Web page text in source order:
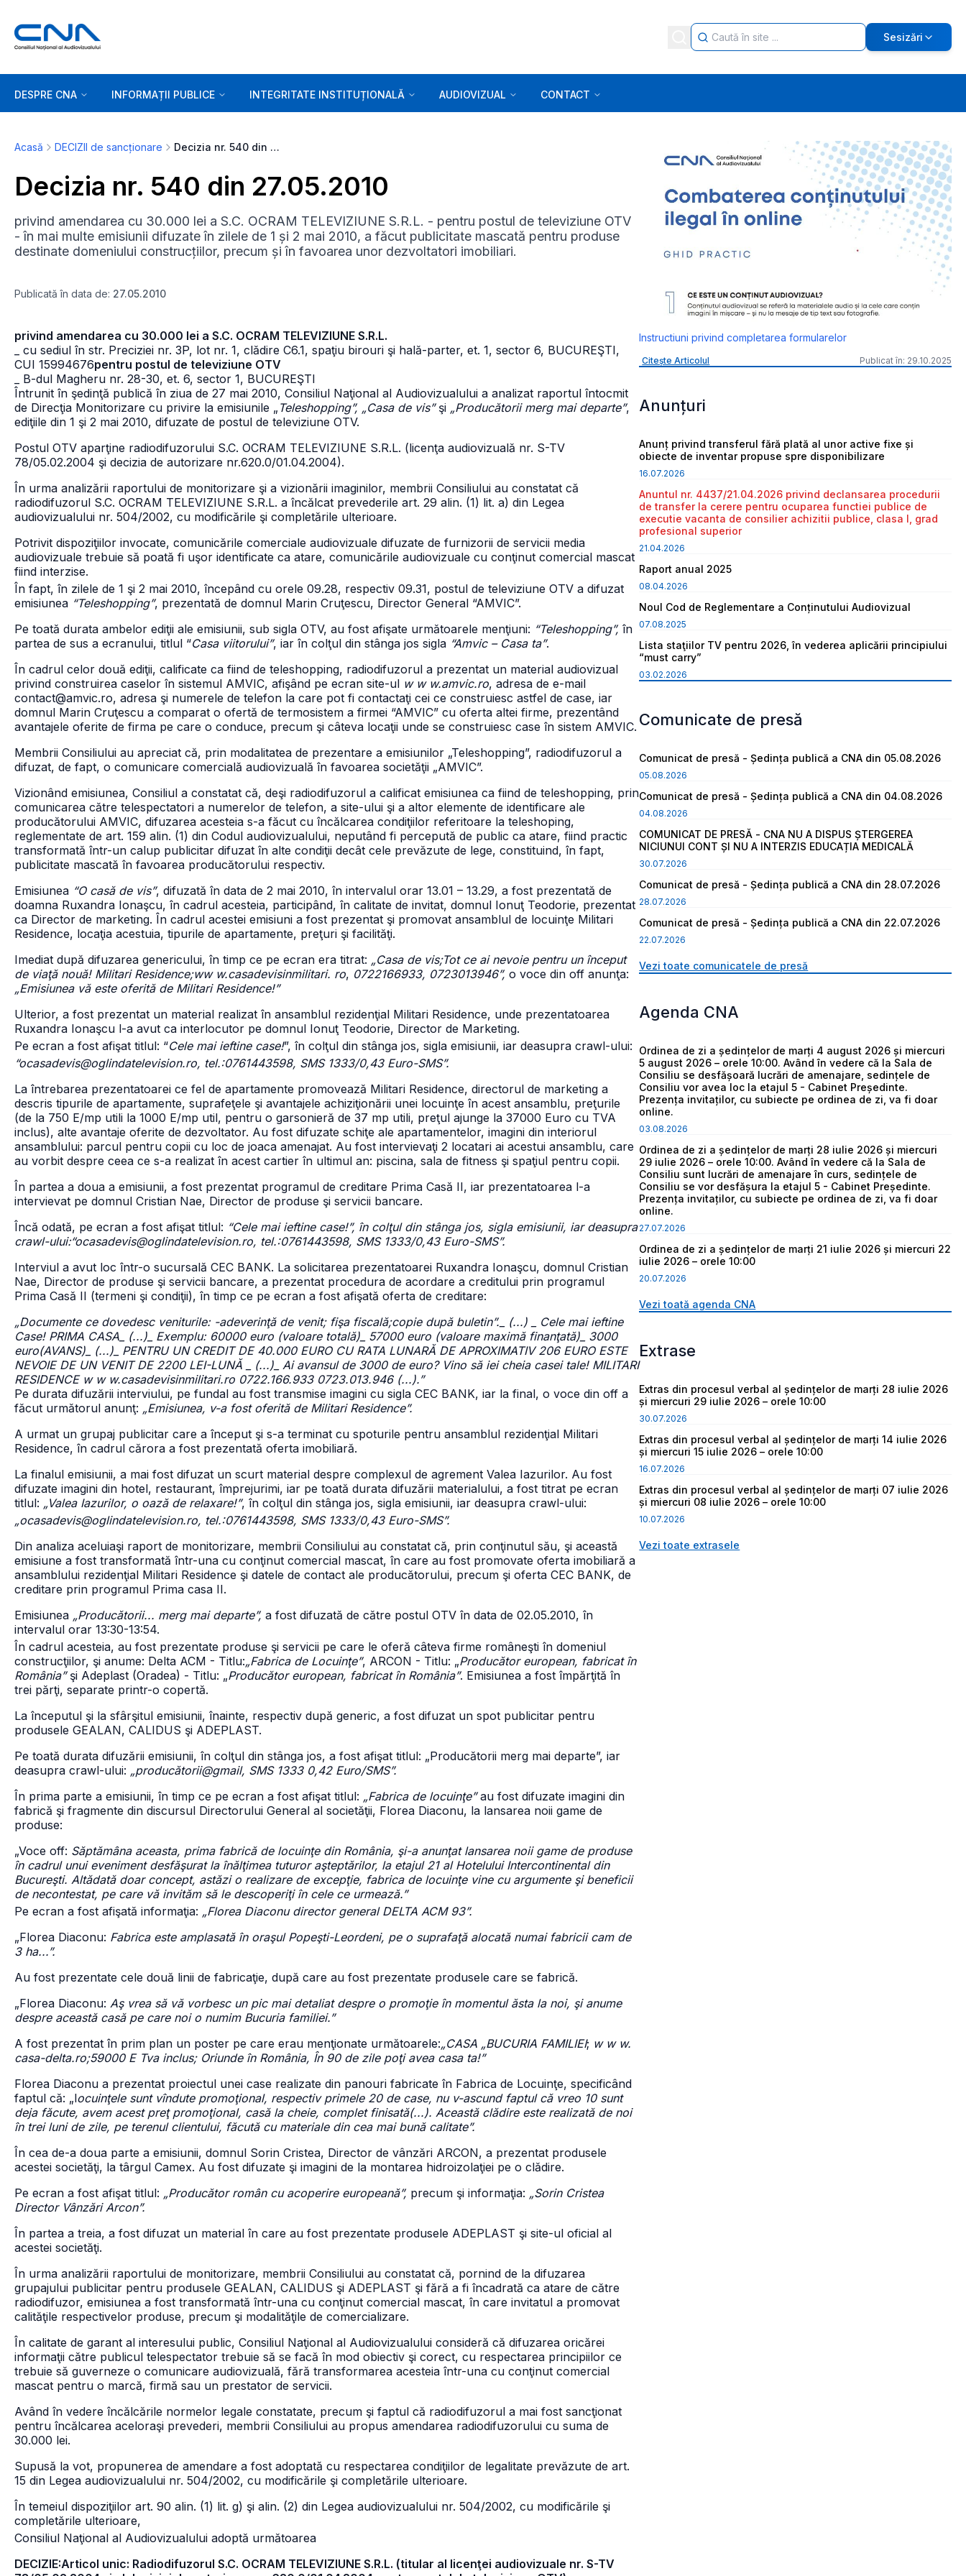
Sesizări
DESPRE CNA INFORMAȚII PUBLICE INTEGRITATE INSTITUȚIONALĂ AUDIOVIZUAL CONTACT
Acasă DECIZII de sancționare Decizia nr. 540 din 27.05.2010
Decizia nr. 540 din 27.05.2010
privind amendarea cu 30.000 lei a S.C. OCRAM TELEVIZIUNE S.R.L. - pentru postul de televiziune OTV
- în mai multe emisiunii difuzate în zilele de 1 și 2 mai 2010, a făcut publicitate mascată pentru produse
destinate domeniului construcțiilor, precum și în favoarea unor dezvoltatori imobiliari.
Publicată în data de: 27.05.2010
privind amendarea cu 30.000 lei a S.C. OCRAM TELEVIZIUNE S.R.L.
_ cu sediul în str. Preciziei nr. 3P, lot nr. 1, clădire C6.1, spaţiu birouri şi hală-parter, et. 1, sector 6, BUCUREŞTI,
CUI 15994676pentru postul de televiziune OTV
_ B-dul Magheru nr. 28-30, et. 6, sector 1, BUCUREŞTI
Întrunit în şedinţă publică în ziua de 27 mai 2010, Consiliul Naţional al Audiovizualului a analizat raportul întocmit
de Direcţia Monitorizare cu privire la emisiunile „ Teleshopping”, „Casa de vis”şi „Producătorii merg mai departe”,
ediţiile din 1 şi 2 mai 2010, difuzate de postul de televiziune OTV.
Postul OTV aparţine radiodifuzorului S.C. OCRAM TELEVIZIUNE S.R.L. (licenţa audiovizuală nr. S-TV
78/05.02.2004 şi decizia de autorizare nr.620.0/01.04.2004).
În urma analizării raportului de monitorizare şi a vizionării imaginilor, membrii Consiliului au constatat că
radiodifuzorul S.C. OCRAM TELEVIZIUNE S.R.L. a încălcat prevederile art. 29 alin. (1) lit. a) din Legea
audiovizualului nr. 504/2002, cu modificările şi completările ulterioare.
Potrivit dispoziţiilor invocate, comunicările comerciale audiovizuale difuzate de furnizorii de servicii media
audiovizuale trebuie să poată fi uşor identificate ca atare, comunicările audiovizuale cu conţinut comercial mascat
fiind interzise.
În fapt, în zilele de 1 şi 2 mai 2010, începând cu orele 09.28, respectiv 09.31, postul de televiziune OTV a difuzat
emisiunea “Teleshopping”, prezentată de domnul Marin Cruţescu, Director General “AMVIC”.
Pe toată durata ambelor ediţii ale emisiunii, sub sigla OTV, au fost afişate următoarele menţiuni: “Teleshopping”, în
partea de sus a ecranului, titlul “Casa viitorului”, iar în colţul din stânga jos sigla “Amvic – Casa ta”.
În cadrul celor două ediţii, calificate ca fiind de teleshopping, radiodifuzorul a prezentat un material audiovizual
privind construirea caselor în sistemul AMVIC, afişând pe ecran site-ul w w w.amvic.ro, adresa de e-mail
contact@amvic.ro, adresa şi numerele de telefon la care pot fi contactaţi cei ce construiesc astfel de case, iar
domnul Marin Cruţescu a comparat o ofertă de termosistem a firmei “AMVIC” cu oferta altei firme, prezentând
avantajele oferite de firma pe care o conduce, precum şi câteva locaţii unde se construiesc case în sistem AMVIC.
Membrii Consiliului au apreciat că, prin modalitatea de prezentare a emisiunilor „Teleshopping”, radiodifuzorul a
difuzat, de fapt, o comunicare comercială audiovizuală în favoarea societăţii „AMVIC”.
Vizionând emisiunea, Consiliul a constatat că, deşi radiodifuzorul a calificat emisiunea ca fiind de teleshopping, prin
comunicarea către telespectatori a numerelor de telefon, a site-ului şi a altor elemente de identificare ale
producătorului AMVIC, difuzarea acesteia s-a făcut cu încălcarea condiţiilor referitoare la teleshoping,
reglementate de art. 159 alin. (1) din Codul audiovizualului, neputând fi percepută de public ca atare, fiind practic
transformată într-un calup publicitar difuzat în alte condiţii decât cele prevăzute de lege, constituind, în fapt,
publicitate mascată în favoarea producătorului respectiv.
Emisiunea “O casă de vis”, difuzată în data de 2 mai 2010, în intervalul orar 13.01 – 13.29, a fost prezentată de
doamna Ruxandra Ionaşcu, în cadrul acesteia, participând, în calitate de invitat, domnul Ionuţ Teodorie, prezentat
ca Director de marketing. În cadrul acestei emisiuni a fost prezentat şi promovat ansamblul de locuinţe Militari
Residence, locaţia acestuia, tipurile de apartamente, preţuri şi facilităţi.
Imediat după difuzarea genericului, în timp ce pe ecran era titrat: „Casa de vis;Tot ce ai nevoie pentru un început
de viaţă nouă! Militari Residence;ww w.casadevisinmilitari. ro, 0722166933, 0723013946”, o voce din off anunţa:
„Emisiunea vă este oferită de Militari Residence!”
Ulterior, a fost prezentat un material realizat în ansamblul rezidenţial Militari Residence, unde prezentatoarea
Ruxandra Ionaşcu l-a avut ca interlocutor pe domnul Ionuţ Teodorie, Director de Marketing.
Pe ecran a fost afişat titlul: “Cele mai ieftine case!”, în colţul din stânga jos, sigla emisiunii, iar deasupra crawl-ului:
“ocasadevis@oglindatelevision.ro, tel.:0761443598, SMS 1333/0,43 Euro-SMS”.
La întrebarea prezentatoarei ce fel de apartamente promovează Militari Residence, directorul de marketing a
descris tipurile de apartamente, suprafeţele şi avantajele achiziţionării unei locuinţe în acest ansamblu, preţurile
(de la 750 E/mp utili la 1000 E/mp util, pentru o garsonieră de 37 mp utili, preţul ajunge la 37000 Euro cu TVA
inclus), alte avantaje oferite de dezvoltator. Au fost difuzate schiţe ale apartamentelor, imagini din interiorul
ansamblului: parcul pentru copii cu loc de joaca amenajat. Au fost intervievaţi 2 locatari ai acestui ansamblu, care
au vorbit despre ceea ce s-a realizat în acest cartier în ultimul an: piscina, sala de fitness şi spaţiul pentru copii.
În partea a doua a emisiunii, a fost prezentat programul de creditare Prima Casă II, iar prezentatoarea l-a
intervievat pe domnul Cristian Nae, Director de produse şi servicii bancare.
Încă odată, pe ecran a fost afişat titlul: “Cele mai ieftine case!”, în colţul din stânga jos, sigla emisiunii, iar deasupra
crawl-ului:“ocasadevis@oglindatelevision.ro, tel.:0761443598, SMS 1333/0,43 Euro-SMS”.
Interviul a avut loc într-o sucursală CEC BANK. La solicitarea prezentatoarei Ruxandra Ionaşcu, domnul Cristian
Nae, Director de produse şi servicii bancare, a prezentat procedura de acordare a creditului prin programul
Prima Casă II (termeni şi condiţii), în timp ce pe ecran a fost afişată oferta de creditare:
„Documente ce dovedesc veniturile: -adeverinţă de venit; fişa fiscală;copie după buletin”._ (...) _ Cele mai ieftine
Case! PRIMA CASA_ (...)_ Exemplu: 60000 euro (valoare totală)_ 57000 euro (valoare maximă finanţată)_ 3000
euro(AVANS)_ (...)_ PENTRU UN CREDIT DE 40.000 EURO CU RATA LUNARĂ DE APROXIMATIV 206 EURO ESTE
NEVOIE DE UN VENIT DE 2200 LEI-LUNĂ _ (...)_ Ai avansul de 3000 de euro? Vino să iei cheia casei tale! MILITARI
RESIDENCE w w w.casadevisinmilitari.ro 0722.166.933 0723.013.946 (...).”
Pe durata difuzării interviului, pe fundal au fost transmise imagini cu sigla CEC BANK, iar la final, o voce din off a
făcut următorul anunţ: „Emisiunea, v-a fost oferită de Militari Residence”.
A urmat un grupaj publicitar care a început şi s-a terminat cu spoturile pentru ansamblul rezidenţial Militari
Residence, în cadrul cărora a fost prezentată oferta imobiliară.
La finalul emisiunii, a mai fost difuzat un scurt material despre complexul de agrement Valea Iazurilor. Au fost
difuzate imagini din hotel, restaurant, împrejurimi, iar pe toată durata difuzării materialului, a fost titrat pe ecran
titlul: „Valea Iazurilor, o oază de relaxare!”, în colţul din stânga jos, sigla emisiunii, iar deasupra crawl-ului:
„ocasadevis@oglindatelevision.ro, tel.:0761443598, SMS 1333/0,43 Euro-SMS”.
Din analiza aceluiaşi raport de monitorizare, membrii Consiliului au constatat că, prin conţinutul său, şi această
emisiune a fost transformată într-una cu conţinut comercial mascat, în care au fost promovate oferta imobiliară a
ansamblului rezidenţial Militari Residence şi datele de contact ale producătorului, precum şi oferta CEC BANK, de
creditare prin programul Prima casa II.
Emisiunea „Producătorii... merg mai departe”, a fost difuzată de către postul OTV în data de 02.05.2010, în
intervalul orar 13:30-13:54.
În cadrul acesteia, au fost prezentate produse şi servicii pe care le oferă câteva firme româneşti în domeniul
construcţiilor, şi anume: Delta ACM - Titlu:„Fabrica de Locuinţe”, ARCON - Titlu: „Producător european, fabricat în
România”şi Adeplast (Oradea) - Titlu: „Producător european, fabricat în România”. Emisiunea a fost împărţită în
trei părţi, separate printr-o copertă.
La începutul şi la sfârşitul emisiunii, înainte, respectiv după generic, a fost difuzat un spot publicitar pentru
produsele GEALAN, CALIDUS şi ADEPLAST.
Pe toată durata difuzării emisiunii, în colţul din stânga jos, a fost afişat titlul: „Producătorii merg mai departe”, iar
deasupra crawl-ului: „producătorii@gmail, SMS 1333 0,42 Euro/SMS”.
În prima parte a emisiunii, în timp ce pe ecran a fost afişat titlul: „Fabrica de locuinţe”au fost difuzate imagini din
fabrică şi fragmente din discursul Directorului General al societăţii, Florea Diaconu, la lansarea noii game de
produse:
„Voce off: Săptămâna aceasta, prima fabrică de locuinţe din România, şi-a anunţat lansarea noii game de produse
în cadrul unui eveniment desfăşurat la înălţimea tuturor aşteptărilor, la etajul 21 al Hotelului Intercontinental din
Bucureşti. Altădată doar concept, astăzi o realizare de excepţie, fabrica de locuinţe vine cu argumente şi beneficii
de necontestat, pe care vă invităm să le descoperiţi în cele ce urmează.”
Pe ecran a fost afişată informaţia: „Florea Diaconu director general DELTA ACM 93”.
„Florea Diaconu: Fabrica este amplasată în oraşul Popeşti-Leordeni, pe o suprafaţă alocată numai fabricii cam de
3 ha...”.
Au fost prezentate cele două linii de fabricaţie, după care au fost prezentate produsele care se fabrică.
„Florea Diaconu: Aş vrea să vă vorbesc un pic mai detaliat despre o promoţie în momentul ăsta la noi, şi anume
despre această casă pe care noi o numim Bucuria familiei.”
A fost prezentat în prim plan un poster pe care erau menţionate următoarele:„CASA „BUCURIA FAMILIEI; w w w.
casa-delta.ro;59000 E Tva inclus; Oriunde în România, În 90 de zile poţi avea casa ta!”
Florea Diaconu a prezentat proiectul unei case realizate din panouri fabricate în Fabrica de Locuinţe, specificând
faptul că: „locuinţele sunt vîndute promoţional, respectiv primele 20 de case, nu v-ascund faptul că vreo 10 sunt
deja făcute, avem acest preţ promoţional, casă la cheie, complet finisată(...). Această clădire este realizată de noi
în trei luni de zile, pe terenul clientului, făcută cu materiale din cea mai bună calitate”.
În cea de-a doua parte a emisiunii, domnul Sorin Cristea, Director de vânzări ARCON, a prezentat produsele
acestei societăţi, la târgul Camex. Au fost difuzate şi imagini de la montarea hidroizolaţiei pe o clădire.
Pe ecran a fost afişat titlul: „Producător român cu acoperire europeană”, precum şi informaţia: „Sorin Cristea
Director Vânzări Arcon”.
În partea a treia, a fost difuzat un material în care au fost prezentate produsele ADEPLAST şi site-ul oficial al
acestei societăţi.
În urma analizării raportului de monitorizare, membrii Consiliului au constatat că, pornind de la difuzarea
grupajului publicitar pentru produsele GEALAN, CALIDUS şi ADEPLAST şi fără a fi încadrată ca atare de către
radiodifuzor, emisiunea a fost transformată într-una cu conţinut comercial mascat, în care invitatul a promovat
calităţile respectivelor produse, precum şi modalităţile de comercializare.
În calitate de garant al interesului public, Consiliul Naţional al Audiovizualului consideră că difuzarea oricărei
informaţii către publicul telespectator trebuie să se facă în mod obiectiv şi corect, cu respectarea principiilor ce
trebuie să guverneze o comunicare audiovizuală, fără transformarea acesteia într-una cu conţinut comercial
mascat pentru o marcă, firmă sau un prestator de servicii.
Având în vedere încălcările normelor legale constatate, precum şi faptul că radiodifuzorul a mai fost sancţionat
pentru încălcarea aceloraşi prevederi, membrii Consiliului au propus amendarea radiodifuzorului cu suma de
30.000 lei.
Supusă la vot, propunerea de amendare a fost adoptată cu respectarea condiţiilor de legalitate prevăzute de art.
15 din Legea audiovizualului nr. 504/2002, cu modificările şi completările ulterioare.
În temeiul dispoziţiilor art. 90 alin. (1) lit. g) şi alin. (2) din Legea audiovizualului nr. 504/2002, cu modificările şi
completările ulterioare,
Consiliul Naţional al Audiovizualului adoptă următoarea
DECIZIE:Articol unic: Radiodifuzorul S.C. OCRAM TELEVIZIUNE S.R.L. (titular al licenţei audiovizuale nr. S-TV
Instructiuni privind completarea formularelor
Citește Articolul Publicat în: 29.10.2025
Anunțuri
Anunț privind transferul fără plată al unor active fixe și
obiecte de inventar propuse spre disponibilizare
16.07.2026
Anuntul nr. 4437/21.04.2026 privind declansarea procedurii
de transfer la cerere pentru ocuparea functiei publice de
executie vacanta de consilier achizitii publice, clasa I, grad
profesional superior
21.04.2026
Raport anual 2025
08.04.2026
Noul Cod de Reglementare a Conținutului Audiovizual
07.08.2025
Lista staţiilor TV pentru 2026, în vederea aplicării principiului
“must carry”
03.02.2026
Comunicate de presă
Comunicat de presă - Ședința publică a CNA din 05.08.2026
05.08.2026
Comunicat de presă - Ședința publică a CNA din 04.08.2026
04.08.2026
COMUNICAT DE PRESĂ - CNA NU A DISPUS ȘTERGEREA
NICIUNUI CONT ȘI NU A INTERZIS EDUCAȚIA MEDICALĂ
30.07.2026
Comunicat de presă - Ședința publică a CNA din 28.07.2026
28.07.2026
Comunicat de presă - Ședința publică a CNA din 22.07.2026
22.07.2026
Vezi toate comunicatele de presă
Agenda CNA
Ordinea de zi a ședințelor de marți 4 august 2026 și miercuri
5 august 2026 – orele 10:00. Având în vedere că la Sala de
Consiliu se desfășoară lucrări de amenajare, sedințele de
Consiliu vor avea loc la etajul 5 - Cabinet Președinte.
Prezența invitaților, cu subiecte pe ordinea de zi, va fi doar
online.
03.08.2026
Ordinea de zi a ședințelor de marți 28 iulie 2026 și miercuri
29 iulie 2026 – orele 10:00. Având în vedere că la Sala de
Consiliu sunt lucrări de amenajare în curs, sedințele de
Consiliu se vor desfășura la etajul 5 - Cabinet Președinte.
Prezența invitaților, cu subiecte pe ordinea de zi, va fi doar
online.
27.07.2026
Ordinea de zi a ședințelor de marți 21 iulie 2026 și miercuri 22
iulie 2026 – orele 10:00
20.07.2026
Vezi toată agenda CNA
Extrase
Extras din procesul verbal al ședințelor de marți 28 iulie 2026
și miercuri 29 iulie 2026 – orele 10:00
30.07.2026
Extras din procesul verbal al ședințelor de marți 14 iulie 2026
și miercuri 15 iulie 2026 – orele 10:00
16.07.2026
Extras din procesul verbal al ședințelor de marți 07 iulie 2026
și miercuri 08 iulie 2026 – orele 10:00
10.07.2026
Vezi toate extrasele